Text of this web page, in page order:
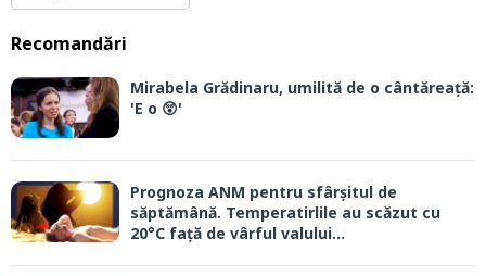
Recomandări
Mirabela Grădinaru, umilită de o cântăreață:
'E o 😲'
Prognoza ANM pentru sfârșitul de
săptămână. Temperatirlile au scăzut cu
20°C față de vârful valului...